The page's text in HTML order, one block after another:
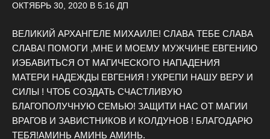
ОКТЯБРЬ 30, 2020 В 5:16 ДП
ВЕЛИКИЙ АРХАНГЕЛЕ МИХАИЛЕ! СЛАВА ТЕБЕ СЛАВА
СЛАВА! ПОМОГИ ,МНЕ И МОЕМУ МУЖЧИНЕ ЕВГЕНИЮ
ИЭБАВИТЬСЯ ОТ МАГИЧЕСКОГО НАПАДЕНИЯ
МАТЕРИ НАДЕЖДЫ ЕВГЕНИЯ ! УКРЕПИ НАШУ ВЕРУ И
СИЛЫ ! ЧТОБ СОЗДАТЬ СЧАСТЛИВУЮ
БЛАГОПОЛУЧНУЮ СЕМЬЮ! ЗАЩИТИ НАС ОТ МАГИИ
ВРАГОВ И ЗАВИСТНИКОВ И КОЛДУНОВ ! БЛАГОДАРЮ
ТЕБЯ!АМИНЬ АМИНЬ АМИНЬ.